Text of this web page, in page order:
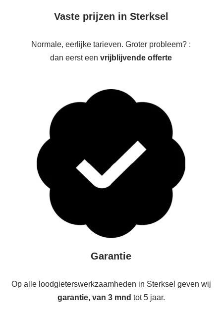
Vaste prijzen in Sterksel
Normale, eerlijke tarieven. Groter probleem? :
dan eerst een vrijblijvende offerte
Garantie
Op alle loodgieterswerkzaamheden in Sterksel geven wij
garantie, van 3 mnd tot 5 jaar.